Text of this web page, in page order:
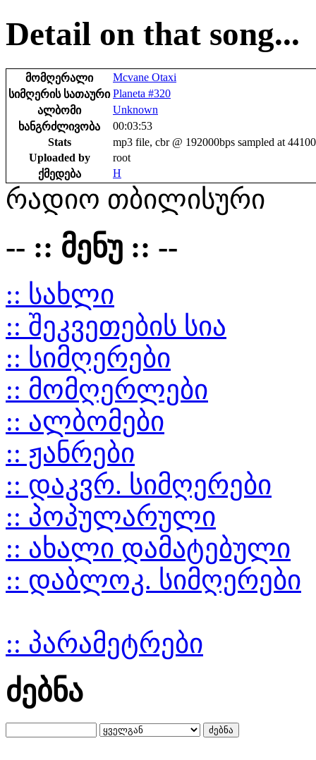
Detail on that song...
მომღერალი
Mcvane Otaxi
სიმღერის სათაური Planeta #320
ალბომი
Unknown
ხანგრძლივობა
00:03:53
Stats
mp3 file, cbr @ 192000bps sampled at
Uploaded by
root
ქმედება
H
რადიო თბილისური
-- :: მენუ :: --
:: სახლი
:: შეკვეთების სია
:: სიმღერები
:: მომღერლები
:: ალბომები
:: ჟანრები
:: დაკვრ. სიმღერები
:: პოპულარული
:: ახალი დამატებული
:: დაბლოკ. სიმღერები
:: პარამეტრები
ძებნა